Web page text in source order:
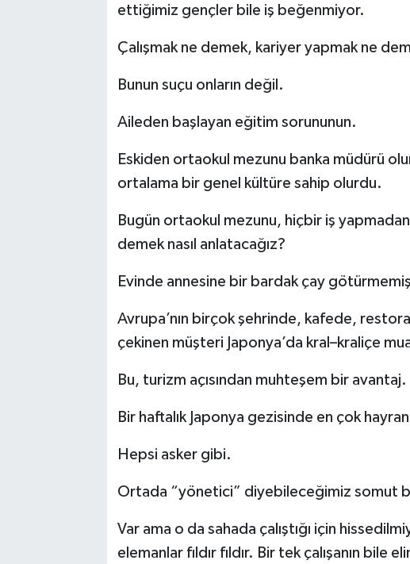
ettiğimiz gençler bile iş beğenmiyor.
Çalışmak ne demek, kariyer yapmak ne
Bunun suçu onların değil.
Aileden başlayan eğitim sorununun.
Eskiden ortaokul mezunu banka müdürü
ortalama bir genel kültüre sahip olurdu.
Bugün ortaokul mezunu, hiçbir iş
demek nasıl anlatacağız?
Evinde annesine bir bardak çay
Avrupa’nın birçok şehrinde, kafede,
çekinen müşteri Japonya’da kral–kraliçe
Bu, turizm açısından muhteşem bir avantaj.
Bir haftalık Japonya gezisinde en çok hayran
Hepsi asker gibi.
Ortada “yönetici” diyebileceğimiz somut
Var ama o da sahada çalıştığı için
elemanlar fıldır fıldır. Bir tek çalışanın